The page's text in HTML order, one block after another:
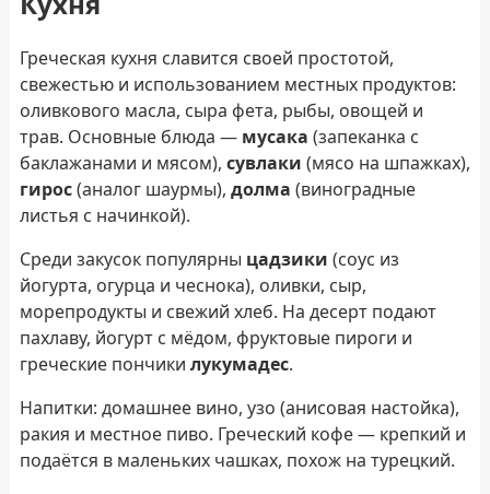
Греческая кухня славится своей простотой,
свежестью и использованием местных продуктов:
оливкового масла, сыра фета, рыбы, овощей и
трав. Основные блюда — мусака (запеканка с
баклажанами и мясом), сувлаки (мясо на шпажках),
гирос(аналог шаурмы), долма (виноградные
листья с начинкой).
Среди закусок популярны цадзики (соус из
йогурта, огурца и чеснока), оливки, сыр,
морепродукты и свежий хлеб. На десерт подают
пахлаву, йогурт с мёдом, фруктовые пироги и
греческие пончики лукумадес.
Напитки: домашнее вино, узо (анисовая настойка),
ракия и местное пиво. Греческий кофе — крепкий и
подаётся в маленьких чашках, похож на турецкий.